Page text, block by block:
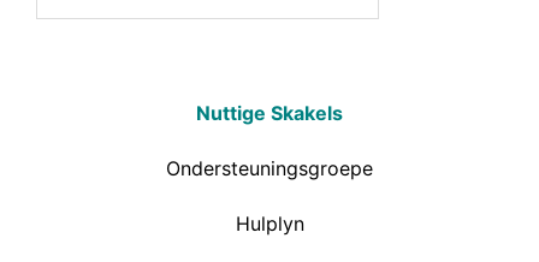
Nuttige Skakels
Ondersteuningsgroepe
Hulplyn